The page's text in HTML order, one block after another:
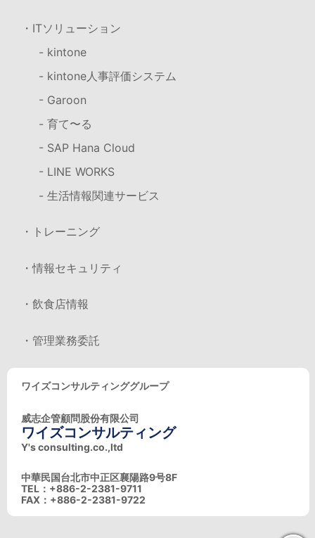
・ITソリューション
- kintone
- kintone人事評価システム
- Garoon
- 育て〜る
- SAP Hana Cloud
- LINE WORKS
- 生活情報関連サービス
・トレーニング
・情報セキュリティ
・飲食店情報
・管理業務委託
ワイズコンサルティンググループ
威志企管顧問股份有限公司
ワイズコンサルティング
Y's consulting.co.,ltd
中華民国台北市中正区襄陽路9号8F
TEL：+886-2-2381-9711
FAX：+886-2-2381-9722